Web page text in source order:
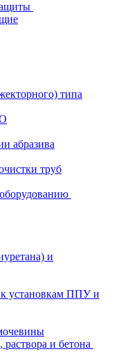
типа
абразива
труб
и
установкам ППУ и
и бетона